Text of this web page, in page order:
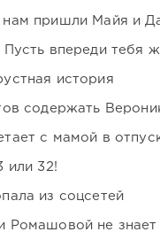
пришли Майя и
впереди тебя
история
содержать
с мамой в
или 32!
из соцсетей
Ромашовой не знает